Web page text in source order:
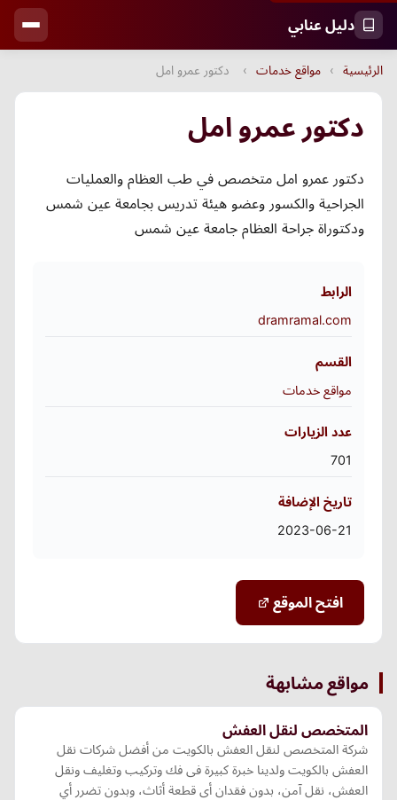
دليل عنابي
الرئيسية › مواقع خدمات › دكتور عمرو امل
دكتور عمرو امل
دكتور عمرو امل متخصص في طب العظام والعمليات
الجراحية والكسور وعضو هيئة تدريس بجامعة عين شمس
ودكتوراة جراحة العظام جامعة عين شمس
الرابط
dramramal.com
القسم
مواقع خدمات
عدد الزيارات
701
تاريخ الإضافة
2023-06-21
افتح الموقع
مواقع مشابهة
المتخصص لنقل العفش
شركة المتخصص لنقل العفش بالكويت من أفضل شركات نقل
العفش بالكويت ولدينا خبرة كبيرة فى فك وتركيب وتغليف ونقل
العفش، نقل آمن، بدون فقدان أى قطعة أثاث، وبدون تضرر أي